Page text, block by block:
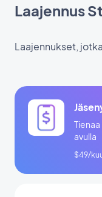
Laajennus
Laajennukset,
avulla
$49/